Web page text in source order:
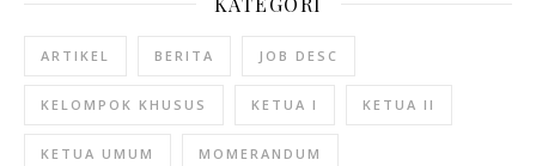
ARTIKEL BERITA JOB DESC
KELOMPOK KHUSUS KETUA I KETUA II
KETUA UMUM MOMERANDUM